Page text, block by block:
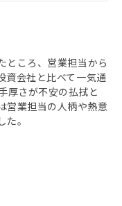
ところ、営業担当から
資会社と比べて一気通
厚さが不安の払拭と
営業担当の人柄や熱意
。